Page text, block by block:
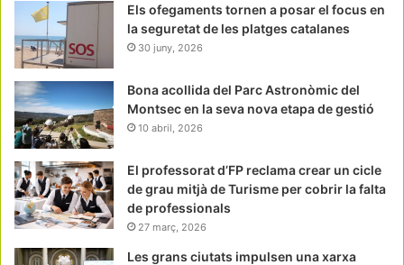
Els ofegaments tornen a posar el focus en
la seguretat de les platges catalanes
30 juny, 2026
Bona acollida del Parc Astronòmic del
Montsec en la seva nova etapa de gestió
10 abril, 2026
El professorat d’FP reclama crear un cicle
de grau mitjà de Turisme per cobrir la falta
de professionals
27 març, 2026
Les grans ciutats impulsen una xarxa